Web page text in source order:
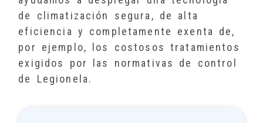
de climatización segura, de alta
eficiencia y completamente exenta de,
por ejemplo, los costosos tratamientos
exigidos por las normativas de control
de Legionela.